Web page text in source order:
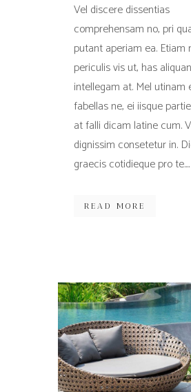
Vel discere dissentias
comprehensam no, pri
putant aperiam ea. Etiam
periculis vis ut, has
intellegam at. Mel utinam
fabellas ne, ei iisque
at falli dicam latine cum.
dignissim consetetur in.
graecis cotidieque pro te....
READ MORE